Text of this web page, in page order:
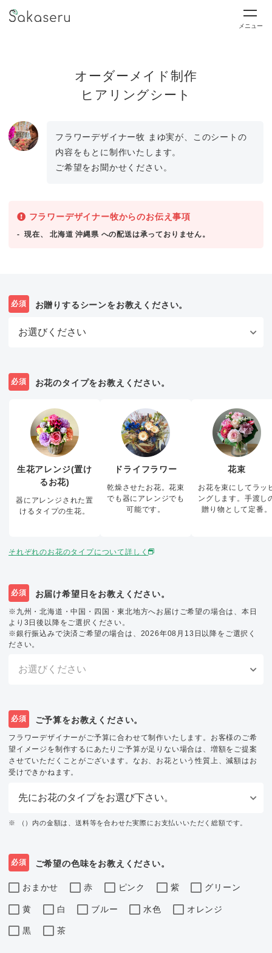
メニュー
オーダーメイド制作
ヒアリングシート
フラワーデザイナー牧 まゆ実が、このシートの
内容をもとに制作いたします。
ご希望をお聞かせください。
フラワーデザイナー牧からのお伝え事項
現在、 北海道 沖縄県 への配送は承っておりません。
必須 お贈りするシーンをお教えください。
必須 お花のタイプをお教えください。
生花アレンジ(置け
るお花)
器にアレンジされた置
けるタイプの生花。
ドライフラワー
乾燥させたお花。花束
でも器にアレンジでも
可能です。
花束
お花を束にしてラッ
ングします。手渡し
贈り物として定番。
それぞれのお花のタイプについて詳しく
必須 お届け希望日をお教えください。
※九州・北海道・中国・四国・東北地方へお届けご希望の場合は、本日
より3日後以降をご選択ください。
※銀行振込みで決済ご希望の場合は、2026年08月13日以降をご選択く
ださい。
必須 ご予算をお教えください。
フラワーデザイナーがご予算に合わせて制作いたします。お客様のご希
望イメージを制作するにあたりご予算が足りない場合は、増額をご提案
させていただくことがございます。なお、お花という性質上、減額はお
受けできかねます。
※ （）内の金額は、送料等を合わせた実際にお支払いいただく総額です。
必須 ご希望の色味をお教えください。
おまかせ 赤 ピンク 紫 グリーン
黄 白 ブルー 水色 オレンジ
黒 茶